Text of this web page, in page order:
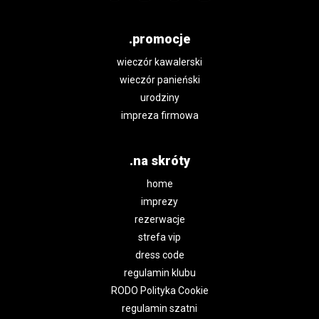
.promocje
wieczór kawalerski
wieczór panieński
urodziny
impreza firmowa
.na skróty
home
imprezy
rezerwacje
strefa vip
dress code
regulamin klubu
RODO Polityka Cookie
regulamin szatni